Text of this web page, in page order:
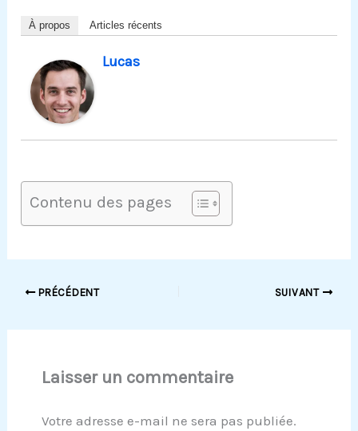
À propos Articles récents
Lucas
Contenu des pages
PRÉCÉDENT SUIVANT
Laisser un commentaire
Votre adresse e-mail ne sera pas publiée.